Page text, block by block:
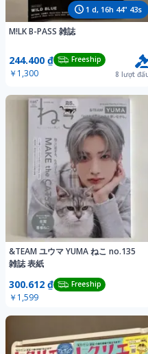
1 d, 16h 44" 40s
M!LK B-PASS 雑誌
244.400 ₫ Freeship
￥1,300 8 lượt
&TEAM ユウマ YUMA ねこ no.135
雑誌 表紙
300.612 ₫ Freeship
￥1,599